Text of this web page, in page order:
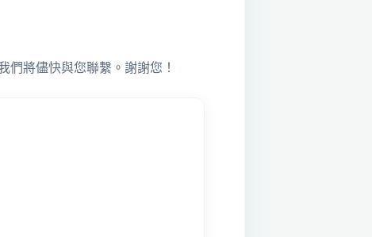
們將儘快與您聯繫。謝謝您！